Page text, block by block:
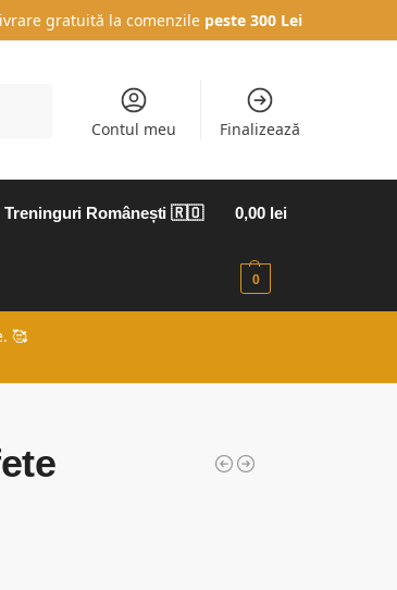
gratuită la comenzile peste 300 Lei
Contul meu Finalizează
Treninguri Românești 🇷🇴 0,00 lei
0
🥰